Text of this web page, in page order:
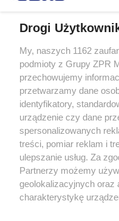
Żaden utwór zamieszczony w
rozpowszechniany lub dalej
tym także elektroniczny lub
eksploatacji w jakiejkolwiek
Internecie bez pisemnej
wykorzystanie utworów w
tzn. bez właściwej zgody, jest
ścigane prawnie.
Drogi
My, naszych 1162
podmioty z Grupy ZPR
przechowujemy
przetwarzamy dane
identyfikatory,
urządzenie czy dane
spersonalizowanych
treści, pomiar reklam i
ulepszanie usług. Za
Partnerzy możemy
geolokalizacyjnych oraz
charakterystykę